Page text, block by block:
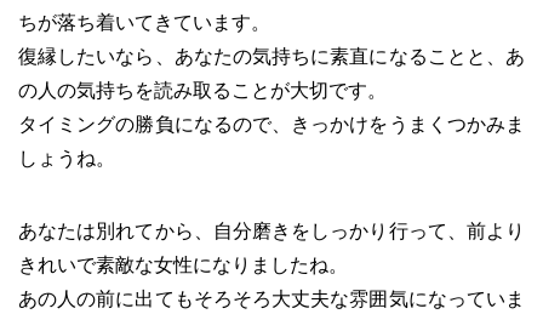
ちが落ち着いてきています。
復縁したいなら、あなたの気持ちに素直になることと、あ
の人の気持ちを読み取ることが大切です。
タイミングの勝負になるので、きっかけをうまくつかみま
しょうね。
あなたは別れてから、自分磨きをしっかり行って、前より
きれいで素敵な女性になりましたね。
あの人の前に出てもそろそろ大丈夫な雰囲気になっていま